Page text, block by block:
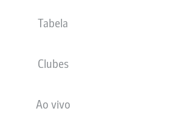
Tabela
Clubes
Ao vivo